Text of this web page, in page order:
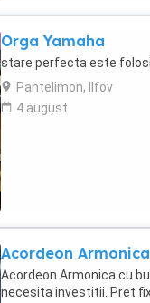
Orga Yamaha
stare perfecta este
Pantelimon, Ilfov
4 august
Acordeon
Acordeon Armonica cu
necesita investitii. Pret